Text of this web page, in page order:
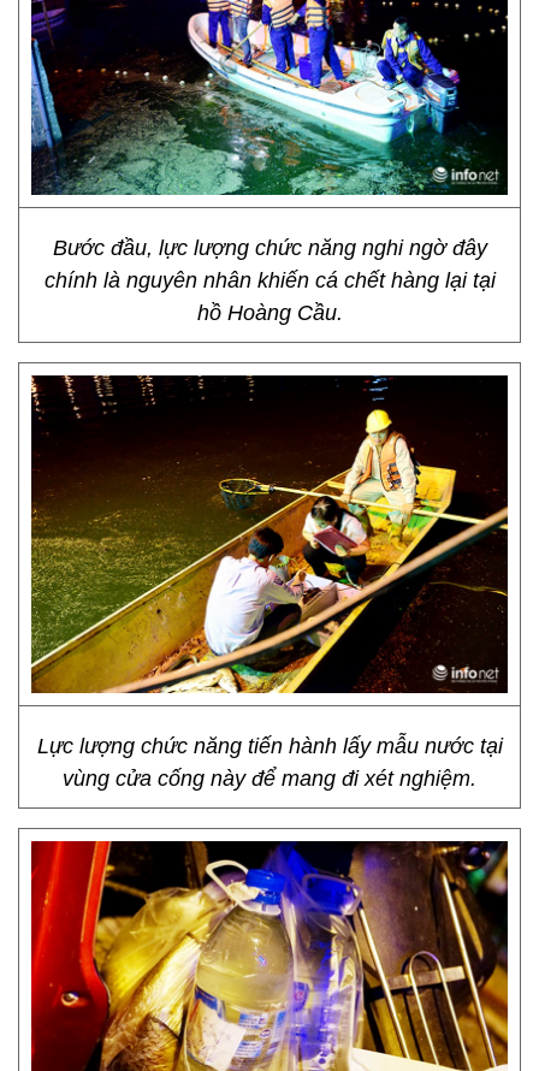
Bước đầu, lực lượng chức năng nghi ngờ đây
chính là nguyên nhân khiến cá chết hàng lại tại
hồ Hoàng Cầu.
Lực lượng chức năng tiến hành lấy mẫu nước tại
vùng cửa cống này để mang đi xét nghiệm.